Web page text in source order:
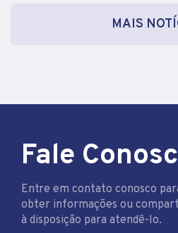
MAIS
Fale
Entre em contato conosco
obter informações ou
à disposição para atendê-lo.